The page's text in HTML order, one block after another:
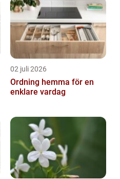
02 juli 2026
Ordning hemma för en
enklare vardag